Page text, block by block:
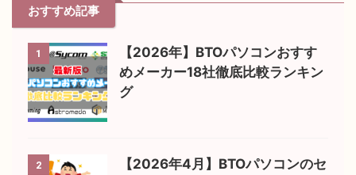
おすすめ記事
1
【2026年】BTOパソコンおすす
めメーカー18社徹底比較ランキン
グ
2
【2026年4月】BTOパソコンのセ